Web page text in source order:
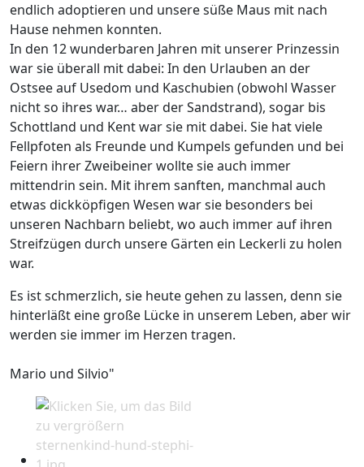
endlich adoptieren und unsere süße Maus mit nach
Hause nehmen konnten.
In den 12 wunderbaren Jahren mit unserer Prinzessin
war sie überall mit dabei: In den Urlauben an der
Ostsee auf Usedom und Kaschubien (obwohl Wasser
nicht so ihres war… aber der Sandstrand), sogar bis
Schottland und Kent war sie mit dabei. Sie hat viele
Fellpfoten als Freunde und Kumpels gefunden und bei
Feiern ihrer Zweibeiner wollte sie auch immer
mittendrin sein. Mit ihrem sanften, manchmal auch
etwas dickköpfigen Wesen war sie besonders bei
unseren Nachbarn beliebt, wo auch immer auf ihren
Streifzügen durch unsere Gärten ein Leckerli zu holen
war.
Es ist schmerzlich, sie heute gehen zu lassen, denn sie
hinterläßt eine große Lücke in unserem Leben, aber wir
werden sie immer im Herzen tragen.
Mario und Silvio"